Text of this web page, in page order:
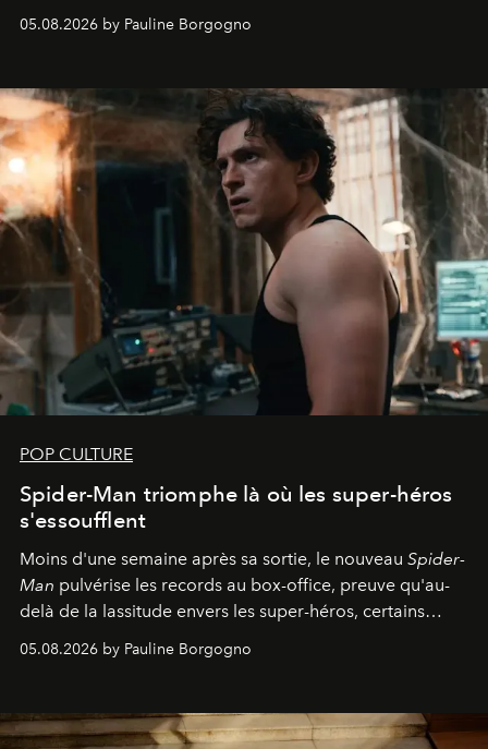
05.08.2026 by Pauline Borgogno
POP CULTURE
Spider-Man triomphe là où les super-héros
s'essoufflent
Moins d'une semaine après sa sortie, le nouveau Spider-
Man pulvérise les records au box-office, preuve qu'au-
delà de la lassitude envers les super-héros, certains
personnages continuent de susciter une ferveur intacte.
05.08.2026 by Pauline Borgogno